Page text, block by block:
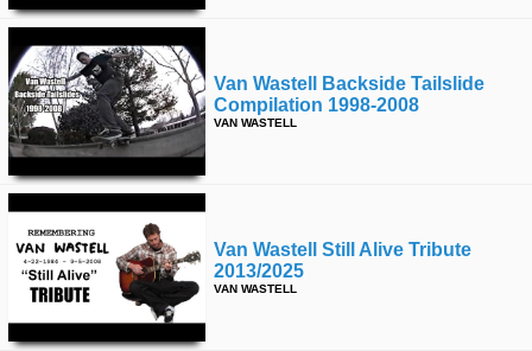
Van Wastell Backside Tailslide
Compilation 1998-2008
VAN WASTELL
Van Wastell Still Alive Tribute
2013/2025
VAN WASTELL